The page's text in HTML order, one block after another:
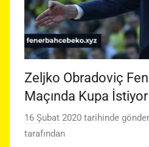
Zeljko Obradoviç
Maçında Kupa İstiyor
16 Şubat 2020 tarihinde
tarafından